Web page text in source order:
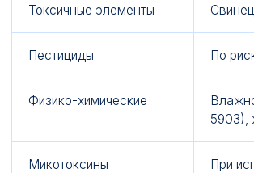
Токсичные элементы
Пестициды По
Физико-химические
5903),
Микотоксины При